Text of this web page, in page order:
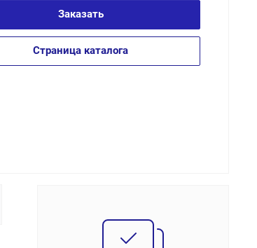
Заказать
Страница каталога